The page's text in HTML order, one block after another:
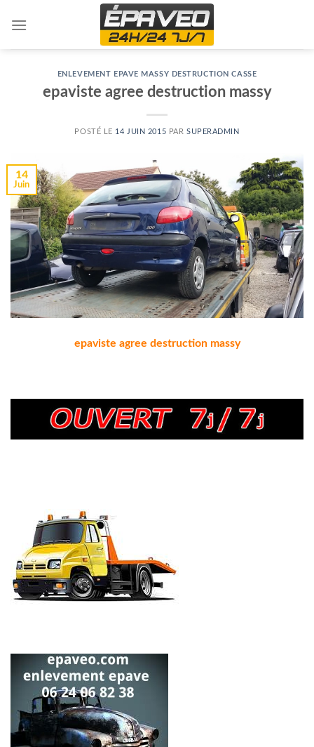
ENLEVEMENT EPAVE MASSY DESTRUCTION CASSE
epaviste agree destruction massy
POSTÉ LE 14 JUIN 2015 PAR SUPERADMIN
14
Juin
epaviste agree destruction massy